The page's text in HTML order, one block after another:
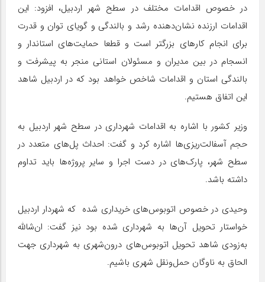
در خصوص اقدامات مختلف در سطح شهر اردبیل، افزود: این
اقدامات ارزنده نشان‌دهنده رشد و بالندگی و گویای توان و قدرت
برای انجام کارهای بزرگتر است و قطعا حمایت‌‌های استاندار و
انسجام در بین مدیران و مسئولان استانی منجر به پیشرفت و
بالندگی استان و اقدامات شاخص خواهد بود که در اردبیل شاهد
این اتفاق هستیم.
وزیر کشور با اشاره به اقدامات شهرداری در سطح شهر اردبیل به
حجم آسفالت‌ریزی‌ها اشاره کرد و گفت: احداث پل‌های متعدد در
سطح شهر، پارک‌های در دست اجرا و سایر پروژه‌ها باید تداوم
داشته باشد.
وحیدی در خصوص اتوبوس‌های خریداری شده که شهردار اردبیل
خواستار تحویل آن‌ها به شهرداری شده بود نیز گفت: ان‌شالله
به‌زودی شاهد تحویل اتوبوس‌های درون‌شهری به شهرداری جهت
الحاق به ناوگان حمل‌ونقل شهری باشیم.